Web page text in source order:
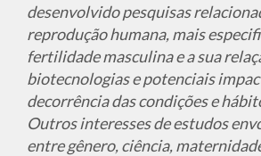
desenvolvido pesquisas
reprodução humana, mais
fertilidade masculina e a sua
biotecnologias e potenciais
decorrência das condições e
Outros interesses de estudos
entre gênero, ciência,